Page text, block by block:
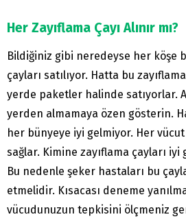
Her Zayıflama Çayı Alınır mı?
Bildiğiniz gibi neredeyse her köşe
çayları satılıyor. Hatta bu
yerde paketler halinde satıyorlar.
yerden almamaya özen gösterin.
her bünyeye iyi gelmiyor. Her
sağlar. Kimine zayıflama çayları
Bu nedenle şeker hastaları bu
etmelidir. Kısacası deneme
vücudunuzun tepkisini ölçmeniz